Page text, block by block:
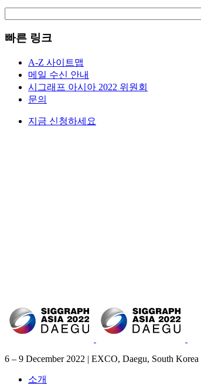
빠른 링크
A-Z 사이트맵
메일 수신 안내
시그래프 아시아 2022 위원회
문의
지금 신청하세요
6 – 9 December 2022 | EXCO, Daegu, South Korea
소개